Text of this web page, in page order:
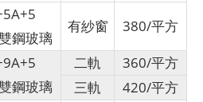
鋼玻璃
有紗窗
380/平方
鋼玻璃
二軌
360/平方
三軌
420/平方